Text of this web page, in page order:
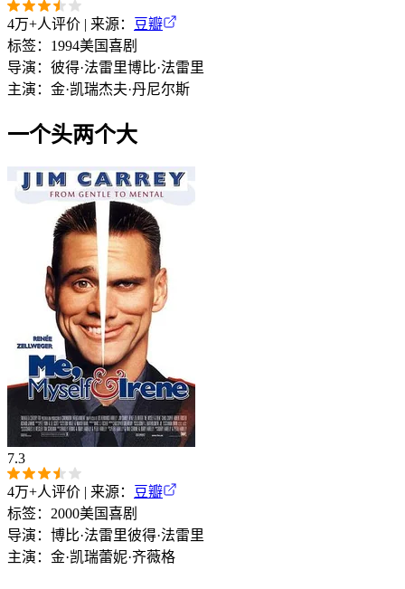
4万+人评价 | 来源：
豆瓣
标签： 1994美国喜剧
导演： 彼得·法雷里博比·法雷里
主演： 金·凯瑞杰夫·丹尼尔斯
一个头两个大
7.3
4万+人评价 | 来源：
豆瓣
标签： 2000美国喜剧
导演： 博比·法雷里彼得·法雷里
主演： 金·凯瑞蕾妮·齐薇格